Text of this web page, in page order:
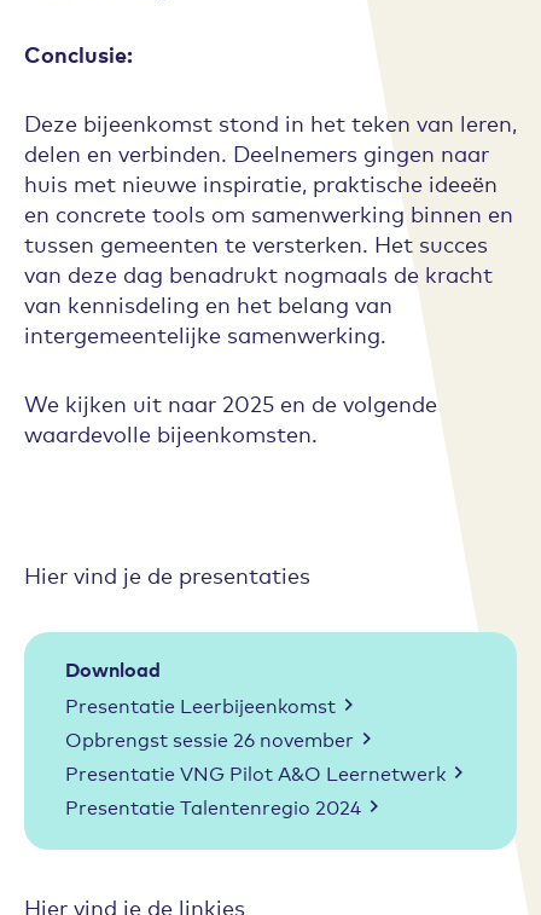
Conclusie:
Deze bijeenkomst stond in het teken van leren,
delen en verbinden. Deelnemers gingen naar
huis met nieuwe inspiratie, praktische ideeën
en concrete tools om samenwerking binnen en
tussen gemeenten te versterken. Het succes
van deze dag benadrukt nogmaals de kracht
van kennisdeling en het belang van
intergemeentelijke samenwerking.
We kijken uit naar 2025 en de volgende
waardevolle bijeenkomsten.
Hier vind je de presentaties
Download
Presentatie Leerbijeenkomst
Opbrengst sessie 26 november
Presentatie VNG Pilot A&O Leernetwerk
Presentatie Talentenregio 2024
Hier vind je de linkjes